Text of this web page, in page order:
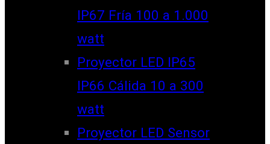
IP67 Fría 100 a 1.000
watt
Proyector LED IP65
IP66 Cálida 10 a 300
watt
Proyector LED Sensor